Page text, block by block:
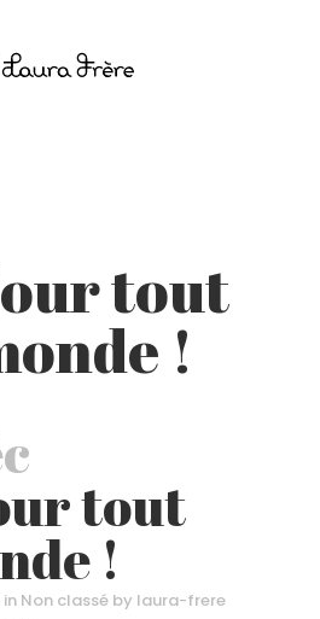
tout
!
tout
!
in Non classé by laura-frere